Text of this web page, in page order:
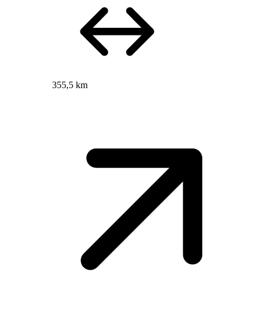
355,5 km